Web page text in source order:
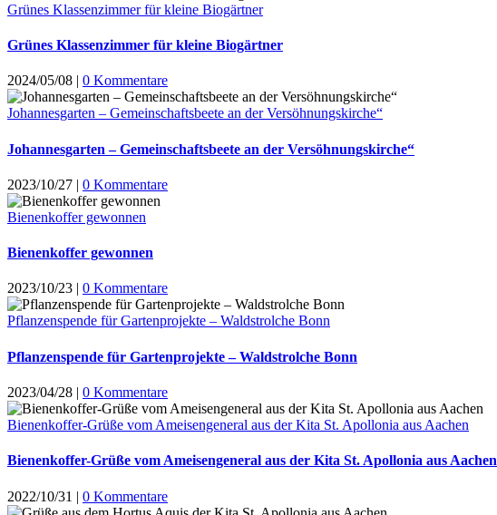
Grünes Klassenzimmer für kleine Biogärtner
Grünes Klassenzimmer für kleine Biogärtner
2024/05/08 | 0 Kommentare
Johannesgarten – Gemeinschaftsbeete an der Versöhnungskirche“
Johannesgarten – Gemeinschaftsbeete an der Versöhnungskirche“
2023/10/27 | 0 Kommentare
Bienenkoffer gewonnen
Bienenkoffer gewonnen
2023/10/23 | 0 Kommentare
Pflanzenspende für Gartenprojekte – Waldstrolche Bonn
Pflanzenspende für Gartenprojekte – Waldstrolche Bonn
2023/04/28 | 0 Kommentare
Bienenkoffer-Grüße vom Ameisengeneral aus der Kita St. Apollonia aus Aachen
Bienenkoffer-Grüße vom Ameisengeneral aus der Kita St. Apollonia aus Aachen
2022/10/31 | 0 Kommentare